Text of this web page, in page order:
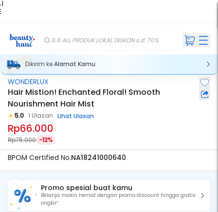
|
8.8 ALL PRODUK LOKAL DISKON s.d. 70%
Dikirim keAlamat Kamu
WONDERLUX
Hair Mistion! Enchanted Floral! Smooth
Nourishment Hair Mist
5.0 1 Ulasan Lihat Ulasan
Rp66.000
Rp75.000 -12%
BPOM Certified No.NA18241000640
Promo spesial buat kamu
Belanja makin hemat dengan promo discount hingga gratis
ongkir!